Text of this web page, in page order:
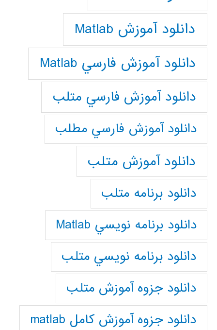
دانلود آموزش Matlab
دانلود آموزش فارسي Matlab
دانلود آموزش فارسي متلب
دانلود آموزش فارسي مطلب
دانلود آموزش متلب
دانلود برنامه متلب
دانلود برنامه نويسي Matlab
دانلود برنامه نويسي متلب
دانلود جزوه آموزش متلب
دانلود جزوه آموزش کامل matlab